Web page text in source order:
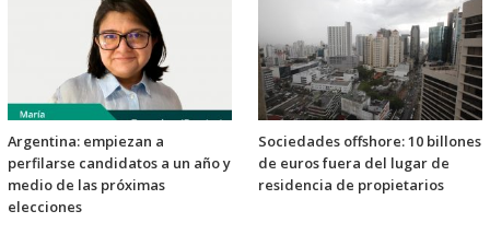
Argentina: empiezan a
perfilarse candidatos a un año y
medio de las próximas
elecciones
Sociedades offshore: 10 billones
de euros fuera del lugar de
residencia de propietarios